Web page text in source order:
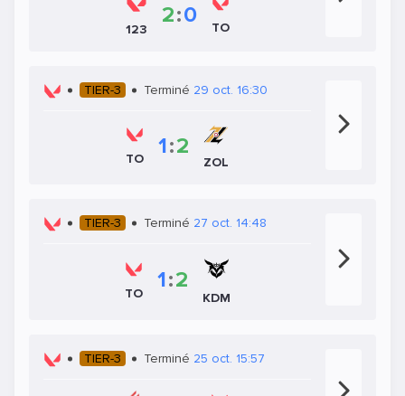
123
2:0 TO
TIER-3 Terminé 29 oct. 16:30
TO 1:2
ZOL
TIER-3 Terminé 27 oct. 14:48
TO 1:2
KDM
TIER-3 Terminé 25 oct. 15:57